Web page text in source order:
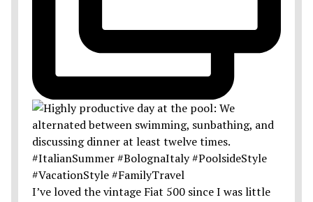
I’ve loved the vintage Fiat 500 since I was little